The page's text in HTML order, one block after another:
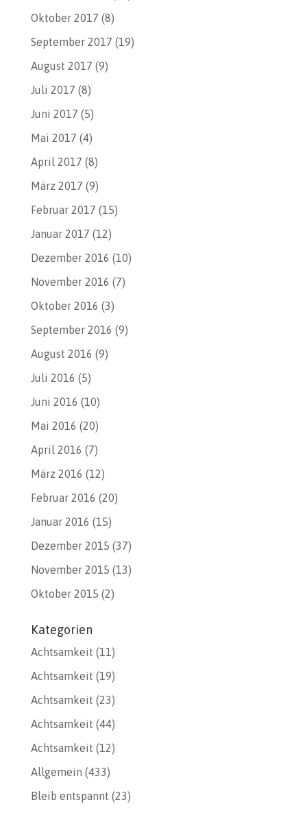
Oktober 2017 (8)
September 2017 (19)
August 2017 (9)
Juli 2017 (8)
Juni 2017 (5)
Mai 2017 (4)
April 2017 (8)
März 2017 (9)
Februar 2017 (15)
Januar 2017 (12)
Dezember 2016 (10)
November 2016 (7)
Oktober 2016 (3)
September 2016 (9)
August 2016 (9)
Juli 2016 (5)
Juni 2016 (10)
Mai 2016 (20)
April 2016 (7)
März 2016 (12)
Februar 2016 (20)
Januar 2016 (15)
Dezember 2015 (37)
November 2015 (13)
Oktober 2015 (2)
Kategorien
Achtsamkeit (11)
Achtsamkeit (19)
Achtsamkeit (23)
Achtsamkeit (44)
Achtsamkeit (12)
Allgemein (433)
Bleib entspannt (23)